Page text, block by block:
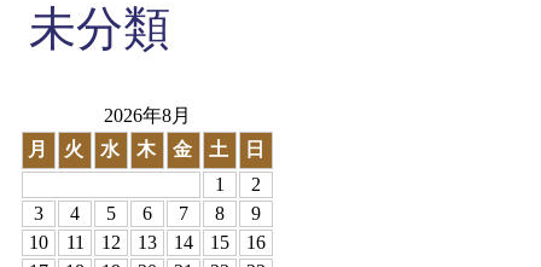
未分類
2026年8月
月
火 水 木 金 土 日
1
2
3
4 5 6 7 8
9
10
11 12 13 14 15
16